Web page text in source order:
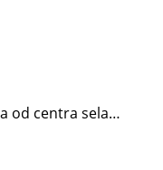
od centra sela…